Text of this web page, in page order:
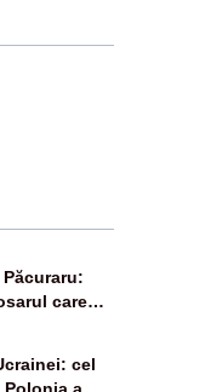
care
cel